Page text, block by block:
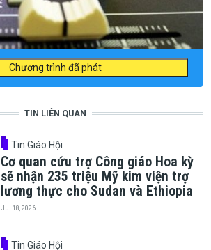
Chương trình đã phát
TIN LIÊN QUAN
Tin Giáo Hội
Cơ quan cứu trợ Công giáo Hoa kỳ
sẽ nhận 235 triệu Mỹ kim viện trợ
lương thực cho Sudan và Ethiopia
Jul 18, 2026
Tin Giáo Hội